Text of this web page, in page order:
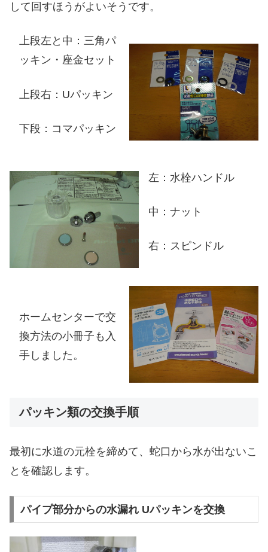
して回すほうがよいそうです。
上段左と中：三角パ
ッキン・座金セット
上段右：Uパッキン
下段：コマパッキン
左：水栓ハンドル
中：ナット
右：スピンドル
ホームセンターで交
換方法の小冊子も入
手しました。
パッキン類の交換手順
最初に水道の元栓を締めて、蛇口から水が出ないこ
とを確認します。
パイプ部分からの水漏れ Uパッキンを交換